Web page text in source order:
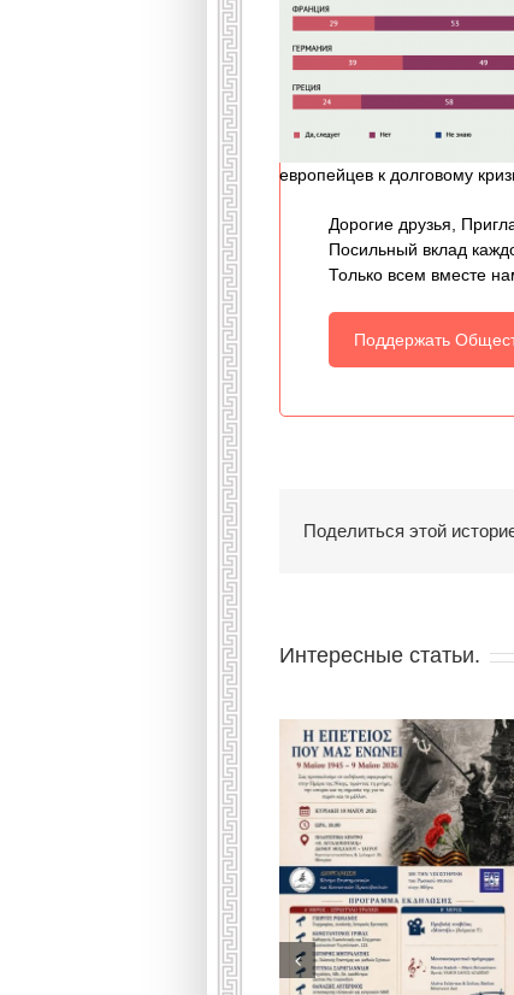
европейцев к долговому
Дорогие друзья,
Посильный вклад
Только всем вместе
Поддержать
Поделиться этой
Интересные статьи.